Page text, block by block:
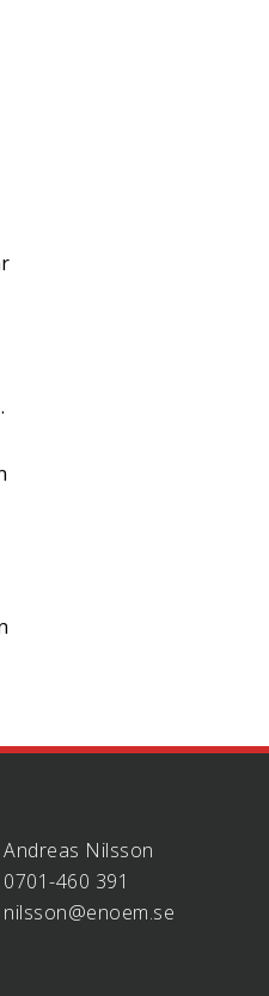
Andreas Nilsson
0701-460 391
nilsson@enoem.se